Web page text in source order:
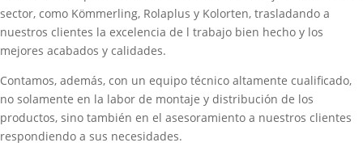
sector, como Kömmerling, Rolaplus y Kolorten, trasladando a
nuestros clientes la excelencia de l trabajo bien hecho y los
mejores acabados y calidades.
Contamos, además, con un equipo técnico altamente cualificado,
no solamente en la labor de montaje y distribución de los
productos, sino también en el asesoramiento a nuestros clientes
respondiendo a sus necesidades.